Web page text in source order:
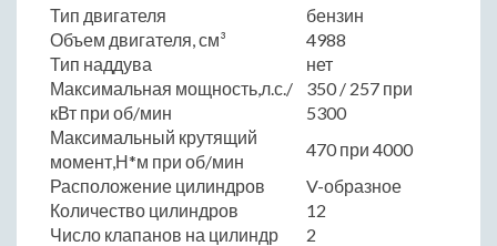
Тип двигателя
бензин
Объем двигателя, см³
4988
Тип наддува
нет
Максимальная мощность,л.с./
кВт при об/мин
350 / 257 при
5300
Максимальный крутящий
момент,Н*м при об/мин
470 при 4000
Расположение цилиндров
V-образное
Количество цилиндров
12
Число клапанов на цилиндр
2